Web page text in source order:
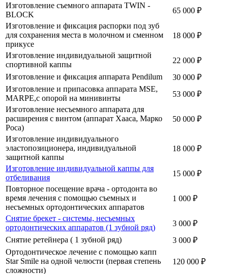
Изготовление съемного аппарата TWIN -
BLOCK
65 000 ₽
Изготовление и фиксация распорки под зуб
для сохранения места в молочном и сменном
прикусе
18 000 ₽
Изготовление индивидуальной защитной
спортивной каппы
22 000 ₽
Изготовление и фиксация аппарата Pendilum
30 000 ₽
Изготовление и припасовка аппарата MSE,
MARPE,с опорой на минивинты
53 000 ₽
Изготовление несъемного аппарата для
расширения с винтом (аппарат Хааса, Марко
Роса)
50 000 ₽
Изготовление индивидуального
эластопозиционера, индивидуальной
защитной каппы
18 000 ₽
Изготовление индивидуальной каппы для
отбеливания
15 000 ₽
Повторное посещение врача - ортодонта во
время лечения с помощью съемных и
несъемных ортодонтических аппаратов
1 000 ₽
Снятие брекет - системы, несъемных
ортодонтических аппаратов (1 зубной ряд)
3 000 ₽
Снятие ретейнера ( 1 зубной ряд)
3 000 ₽
Ортодонтическое лечение с помощью капп
Star Smile на одной челюсти (первая степень
сложности)
120 000 ₽